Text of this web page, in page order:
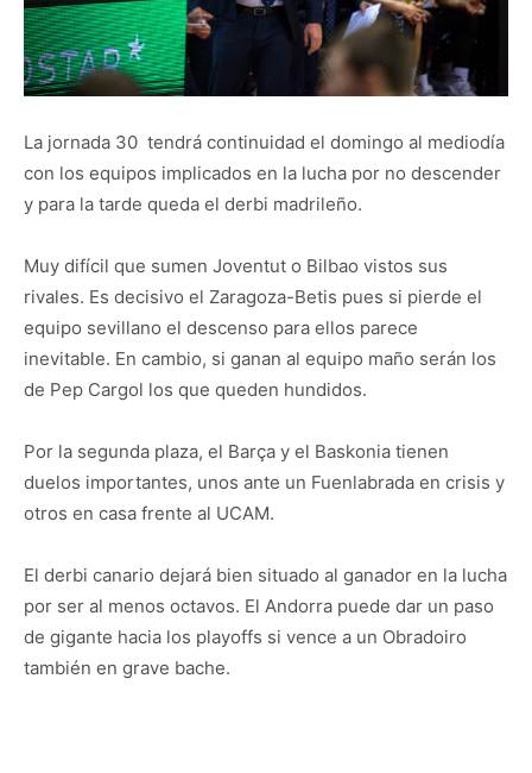
La jornada 30 tendrá continuidad el domingo al mediodía
con los equipos implicados en la lucha por no descender
y para la tarde queda el derbi madrileño.
Muy difícil que sumen Joventut o Bilbao vistos sus
rivales. Es decisivo el Zaragoza-Betis pues si pierde el
equipo sevillano el descenso para ellos parece
inevitable. En cambio, si ganan al equipo maño serán los
de Pep Cargol los que queden hundidos.
Por la segunda plaza, el Barça y el Baskonia tienen
duelos importantes, unos ante un Fuenlabrada en crisis y
otros en casa frente al UCAM.
El derbi canario dejará bien situado al ganador en la lucha
por ser al menos octavos. El Andorra puede dar un paso
de gigante hacia los playoffs si vence a un Obradoiro
también en grave bache.